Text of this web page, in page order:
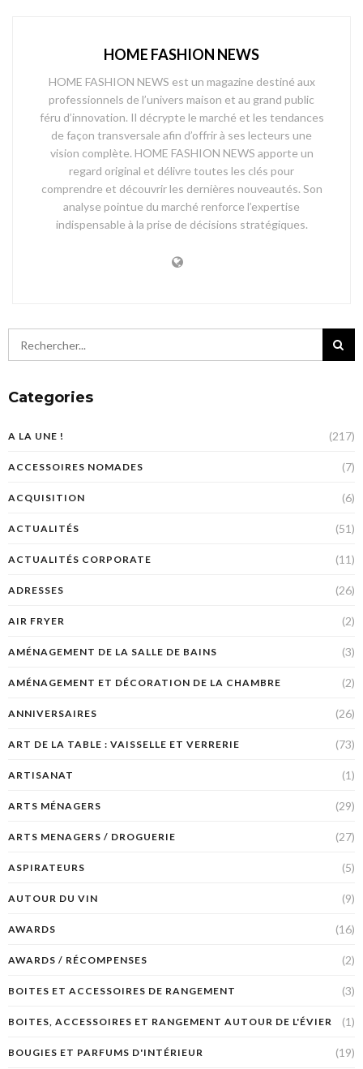
HOME FASHION NEWS
HOME FASHION NEWS est un magazine destiné aux
professionnels de l’univers maison et au grand public
féru d’innovation. Il décrypte le marché et les tendances
de façon transversale afin d’offrir à ses lecteurs une
vision complète. HOME FASHION NEWS apporte un
regard original et délivre toutes les clés pour
comprendre et découvrir les dernières nouveautés. Son
analyse pointue du marché renforce l’expertise
indispensable à la prise de décisions stratégiques.
Categories
A LA UNE ! (217)
ACCESSOIRES NOMADES (7)
ACQUISITION (6)
ACTUALITÉS (51)
ACTUALITÉS CORPORATE (11)
ADRESSES (26)
AIR FRYER (2)
AMÉNAGEMENT DE LA SALLE DE BAINS (3)
AMÉNAGEMENT ET DÉCORATION DE LA CHAMBRE (2)
ANNIVERSAIRES (26)
ART DE LA TABLE : VAISSELLE ET VERRERIE (73)
ARTISANAT (1)
ARTS MÉNAGERS (29)
ARTS MENAGERS / DROGUERIE (27)
ASPIRATEURS (5)
AUTOUR DU VIN (9)
AWARDS (16)
AWARDS / RÉCOMPENSES (2)
BOITES ET ACCESSOIRES DE RANGEMENT (3)
BOITES, ACCESSOIRES ET RANGEMENT AUTOUR DE L'ÉVIER (1)
BOUGIES ET PARFUMS D'INTÉRIEUR (19)